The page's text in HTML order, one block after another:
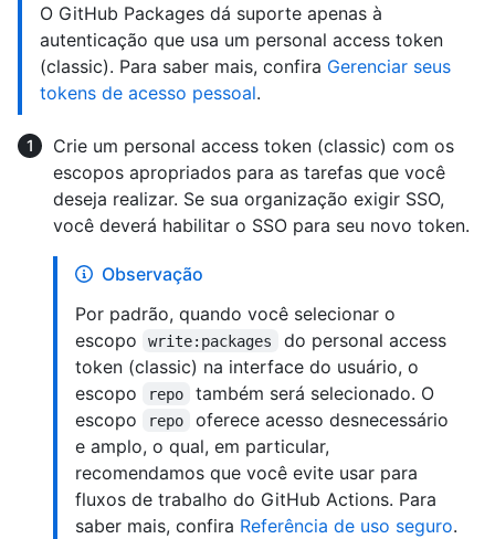
O GitHub Packages dá suporte apenas à
autenticação que usa um personal access token
(classic). Para saber mais, confira Gerenciar seus
tokens de acesso pessoal.
Crie um personal access token (classic) com os
escopos apropriados para as tarefas que você
deseja realizar. Se sua organização exigir SSO,
você deverá habilitar o SSO para seu novo token.
Observação
Por padrão, quando você selecionar o
escopo
write:packages
do personal access
token (classic) na interface do usuário, o
escopo
repo
também será selecionado. O
escopo
repo
oferece acesso desnecessário
e amplo, o qual, em particular,
recomendamos que você evite usar para
fluxos de trabalho do GitHub Actions. Para
saber mais, confira Referência de uso seguro.